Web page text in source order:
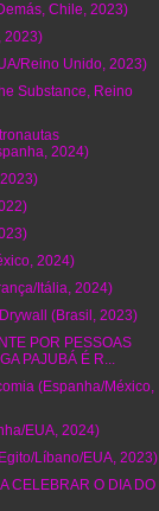
Chile, 2023)
2023)
Reino Unido, 2023)
Substance, Reino
2024)
2024)
Itália, 2024)
(Brasil, 2023)
POR PESSOAS
PAJUBÁ É R...
(Espanha/México,
EUA, 2024)
Líbano/EUA, 2023)
CELEBRAR O DIA DO